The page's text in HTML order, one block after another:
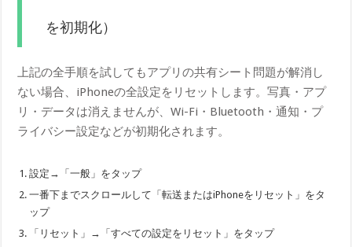
を初期化）
上記の全手順を試してもアプリの共有シート問題が解消し
ない場合、iPhoneの全設定をリセットします。写真・アプ
リ・データは消えませんが、Wi-Fi・Bluetooth・通知・プ
ライバシー設定などが初期化されます。
設定→「一般」をタップ
一番下までスクロールして「転送またはiPhoneをリセット」をタ
ップ
「リセット」→「すべての設定をリセット」をタップ